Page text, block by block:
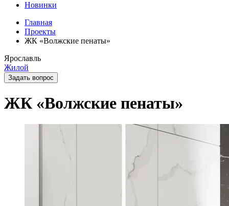
Новинки
Главная
Проекты
ЖК «Волжские пенаты»
Ярославль
Жилой
Задать вопрос
ЖК «Волжские пенаты»